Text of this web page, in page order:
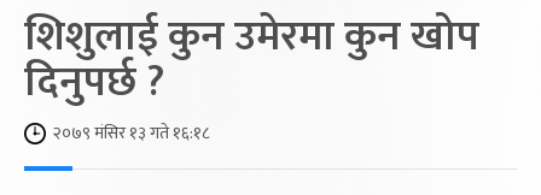
शिशुलाई कुन उमेरमा कुन खोप
दिनुपर्छ ?
२०७९ मंसिर १३ गते १६:१८